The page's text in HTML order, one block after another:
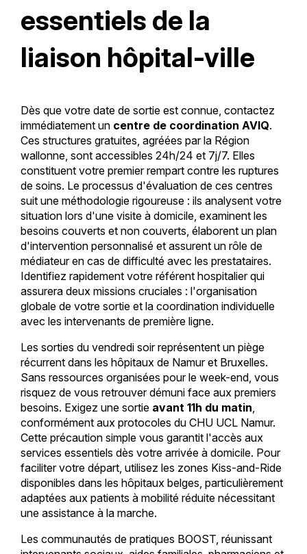
essentiels de la
liaison hôpital-ville
Dès que votre date de sortie est connue, contactez
immédiatement un centre de coordination AVIQ.
Ces structures gratuites, agréées par la Région
wallonne, sont accessibles 24h/24 et 7j/7. Elles
constituent votre premier rempart contre les ruptures
de soins. Le processus d'évaluation de ces centres
suit une méthodologie rigoureuse : ils analysent votre
situation lors d'une visite à domicile, examinent les
besoins couverts et non couverts, élaborent un plan
d'intervention personnalisé et assurent un rôle de
médiateur en cas de difficulté avec les prestataires.
Identifiez rapidement votre référent hospitalier qui
assurera deux missions cruciales : l'organisation
globale de votre sortie et la coordination individuelle
avec les intervenants de première ligne.
Les sorties du vendredi soir représentent un piège
récurrent dans les hôpitaux de Namur et Bruxelles.
Sans ressources organisées pour le week-end, vous
risquez de vous retrouver démuni face aux premiers
besoins. Exigez une sortie avant 11h du matin
conformément aux protocoles du CHU UCL Namur.
Cette précaution simple vous garantit l'accès aux
services essentiels dès votre arrivée à domicile. Pour
faciliter votre départ, utilisez les zones Kiss-and-Ride
disponibles dans les hôpitaux belges, particulièrement
adaptées aux patients à mobilité réduite nécessitant
une assistance à la marche.
Les communautés de pratiques BOOST, réunissant